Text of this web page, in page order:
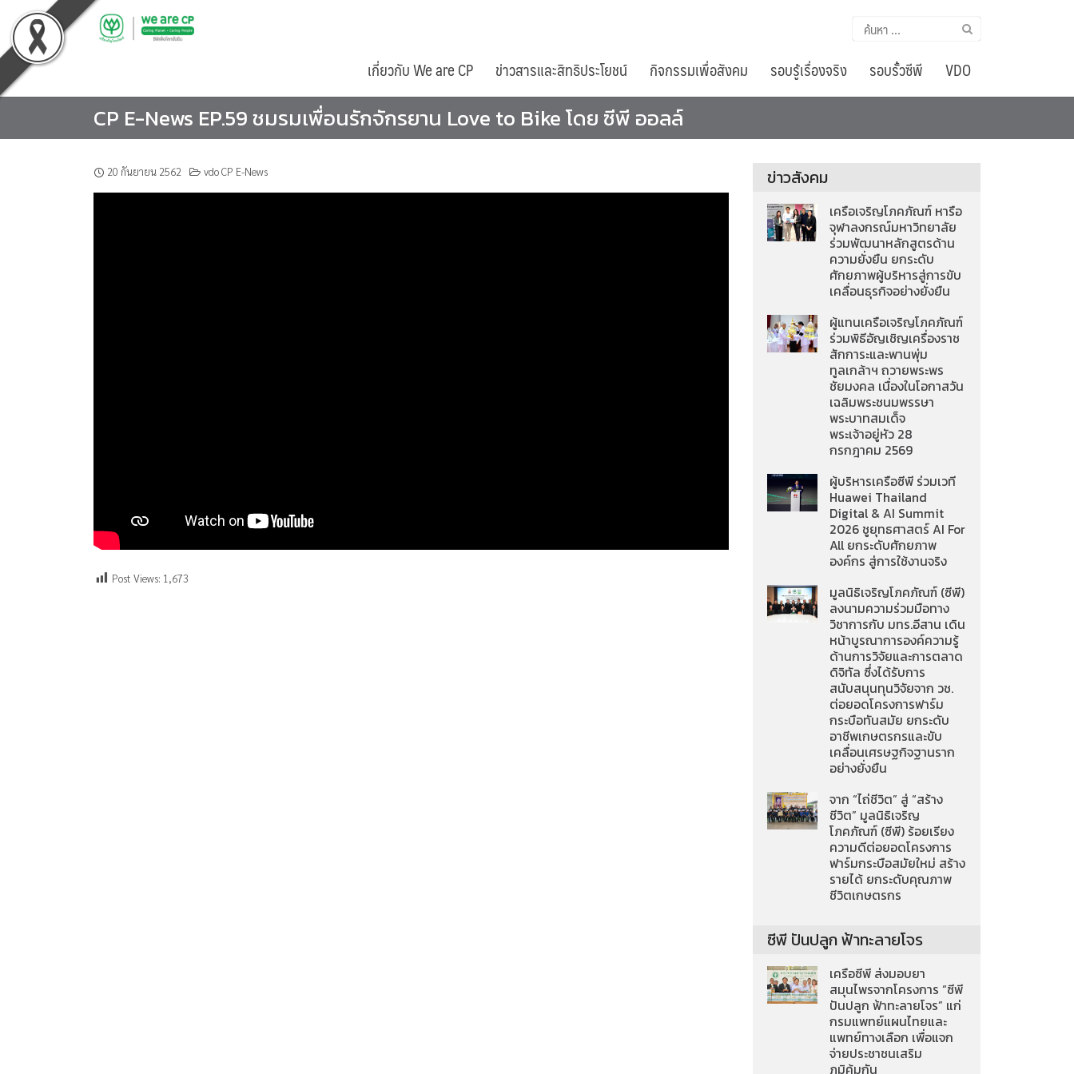
to
content
ค้นหา
เกี่ยวกับ We are CP ข่าวสารและสิทธิประโยชน์ กิจกรรมเพื่อสังคม รอบรู้เรื่องจริง รอบรั้วซีพี VDO
CP E-News EP.59 ชมรมเพื่อนรักจักรยาน Love to Bike โดย ซีพี ออลล์
20 กันยายน 2562 vdo CP E-News
Post Views: 1,673
ข่าวสังคม
เครือเจริญโภคภัณฑ์ หารือ
จุฬาลงกรณ์มหาวิทยาลัย
ร่วมพัฒนาหลักสูตรด้าน
ความยั่งยืน ยกระดับ
ศักยภาพผู้บริหารสู่การขับ
เคลื่อนธุรกิจอย่างยั่งยืน
ผู้แทนเครือเจริญโภคภัณฑ์
ร่วมพิธีอัญเชิญเครื่องราช
สักการะและพานพุ่ม
ทูลเกล้าฯ ถวายพระพร
ชัยมงคล เนื่องในโอกาสวัน
เฉลิมพระชนมพรรษา
พระบาทสมเด็จ
พระเจ้าอยู่หัว 28
กรกฎาคม 2569
ผู้บริหารเครือซีพี ร่วมเวที
Huawei Thailand
Digital & AI Summit
2026 ชูยุทธศาสตร์ AI For
All ยกระดับศักยภาพ
องค์กร สู่การใช้งานจริง
มูลนิธิเจริญโภคภัณฑ์ (ซีพี)
ลงนามความร่วมมือทาง
วิชาการกับ มทร.อีสาน เดิน
หน้าบูรณาการองค์ความรู้
ด้านการวิจัยและการตลาด
ดิจิทัล ซึ่งได้รับการ
สนับสนุนทุนวิจัยจาก วช.
ต่อยอดโครงการฟาร์ม
กระบือทันสมัย ยกระดับ
อาชีพเกษตรกรและขับ
เคลื่อนเศรษฐกิจฐานราก
อย่างยั่งยืน
จาก “ไถ่ชีวิต” สู่ “สร้าง
ชีวิต” มูลนิธิเจริญ
โภคภัณฑ์ (ซีพี) ร้อยเรียง
ความดีต่อยอดโครงการ
ฟาร์มกระบือสมัยใหม่ สร้าง
รายได้ ยกระดับคุณภาพ
ชีวิตเกษตรกร
ซีพี ปันปลูก ฟ้าทะลายโจร
เครือซีพี ส่งมอบยา
สมุนไพรจากโครงการ “ซีพี
ปันปลูก ฟ้าทะลายโจร” แก่
กรมแพทย์แผนไทยและ
แพทย์ทางเลือก เพื่อแจก
จ่ายประชาชนเสริม
ภูมิคุ้มกัน